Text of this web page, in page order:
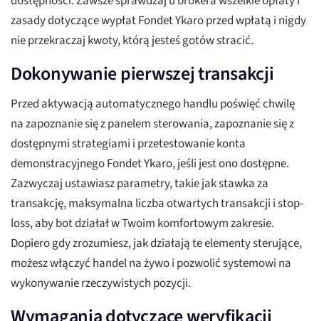
zasady dotyczące wypłat Fondet Ykaro przed wpłatą i nigdy
nie przekraczaj kwoty, którą jesteś gotów stracić.
Dokonywanie pierwszej transakcji
Przed aktywacją automatycznego handlu poświęć chwilę
na zapoznanie się z panelem sterowania, zapoznanie się z
dostępnymi strategiami i przetestowanie konta
demonstracyjnego Fondet Ykaro, jeśli jest ono dostępne.
Zazwyczaj ustawiasz parametry, takie jak stawka za
transakcję, maksymalna liczba otwartych transakcji i stop-
loss, aby bot działał w Twoim komfortowym zakresie.
Dopiero gdy zrozumiesz, jak działają te elementy sterujące,
możesz włączyć handel na żywo i pozwolić systemowi na
wykonywanie rzeczywistych pozycji.